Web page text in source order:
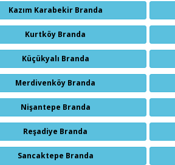
Kazım Karabekir Branda
Kurtköy Branda
Küçükyalı Branda
Merdivenköy Branda
Nişantepe Branda
Reşadiye Branda
Sancaktepe Branda